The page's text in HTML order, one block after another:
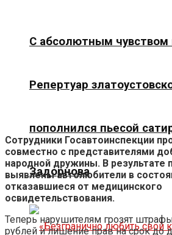
С абсолютным
Репертуар
пополнился пьесой
Задорнова
Сотрудники Госавтоинспекции
совместно с представителями
народной дружины. В результате
выявлены автолюбители в
отказавшиеся от медицинского
освидетельствования.
Теперь нарушителям грозят
рублей и лишение прав на срок до